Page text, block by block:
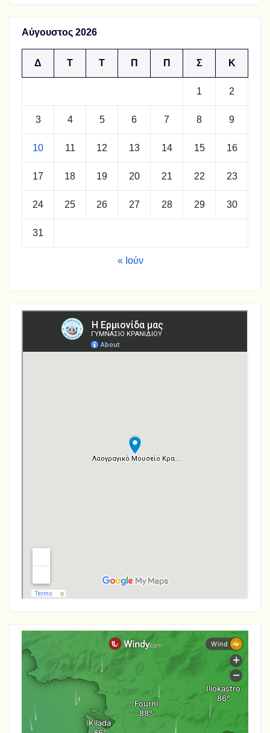
Αύγουστος 2026
Δ Τ Τ Π Π Σ Κ
1 2
3 4 5 6 7 8 9
10 11 12 13 14 15 16
17 18 19 20 21 22 23
24 25 26 27 28 29 30
31
« Ιούν